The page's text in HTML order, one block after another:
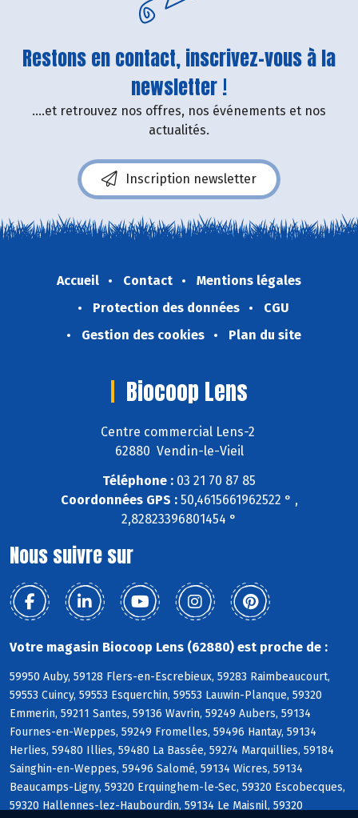
Restons en contact, inscrivez-vous à la
newsletter !
....et retrouvez nos offres, nos événements et nos
actualités.
Inscription newsletter
Accueil Contact
Mentions légales
Protection des données
CGU
Gestion des cookies
Plan du site
Biocoop Lens
Centre commercial Lens-2
62880 Vendin-le-Vieil
Téléphone : 03 21 70 87 85
Coordonnées GPS :50,4615661962522 ° ,
2,82823396801454 °
Nous suivre sur
Votre magasin Biocoop Lens (62880) est proche de :
59950 Auby, 59128 Flers-en-Escrebieux, 59283 Raimbeaucourt,
59553 Cuincy, 59553 Esquerchin, 59553 Lauwin-Planque, 59320
Emmerin, 59211 Santes, 59136 Wavrin, 59249 Aubers, 59134
Fournes-en-Weppes, 59249 Fromelles, 59496 Hantay, 59134
Herlies, 59480 Illies, 59480 La Bassée, 59274 Marquillies, 59184
Sainghin-en-Weppes, 59496 Salomé, 59134 Wicres, 59134
Beaucamps-Ligny, 59320 Erquinghem-le-Sec, 59320 Escobecques,
59320 Hallennes-lez-Haubourdin, 59134 Le Maisnil, 59320